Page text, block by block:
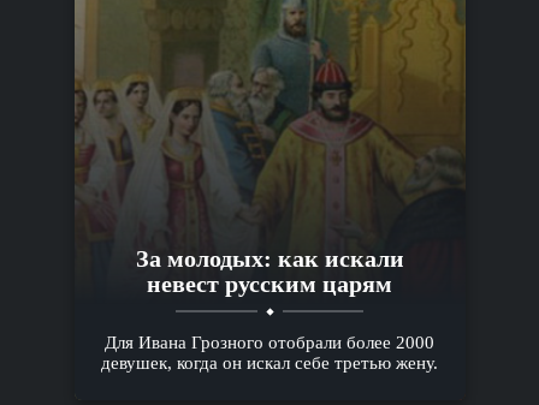
За молодых: как искали
невест русским царям
Для Ивана Грозного отобрали более 2000
девушек, когда он искал себе третью жену.